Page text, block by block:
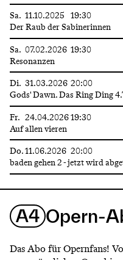
Sa. 11.10.2025 19:30
Der Raub der Sabinerinnen
Sa. 07.02.2026 19:30
Resonanzen
Di. 31.03.2026 20:00
Gods' Dawn. Das Ring Ding
Fr. 24.04.202619:30
Auf allen vieren
Do.11.06.2026 20:00
baden gehen 2 - jetzt wird
A4 Opern-
Das Abo für Opernfans!